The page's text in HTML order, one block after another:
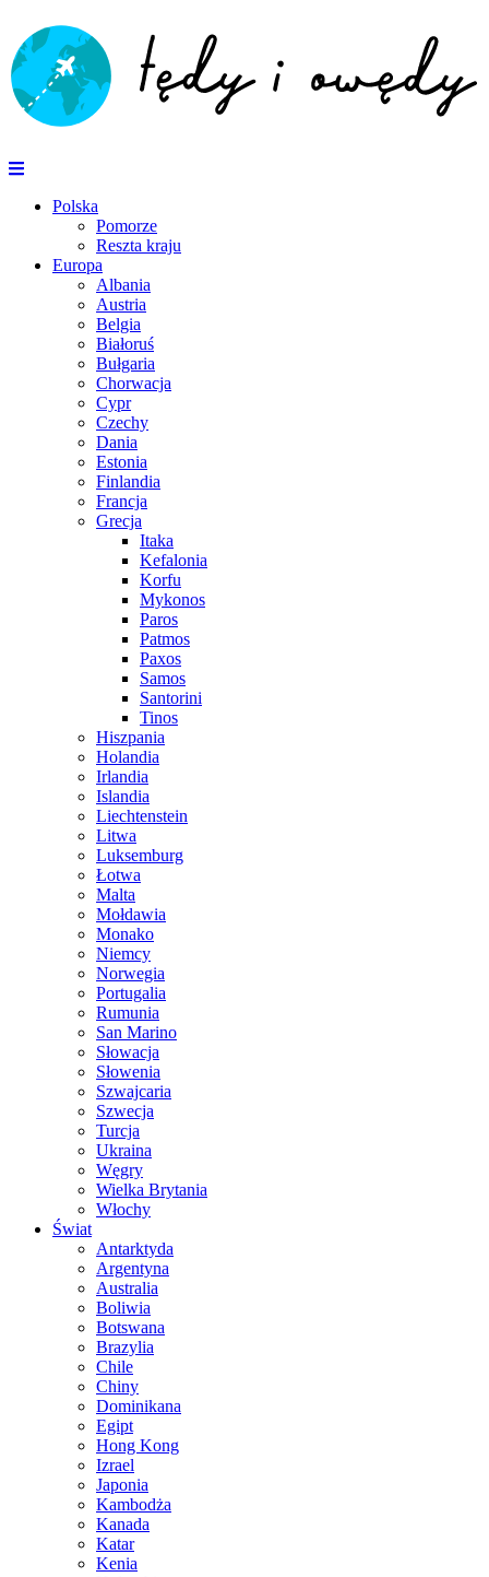
Polska
Pomorze
Reszta kraju
Europa
Albania
Austria
Belgia
Białoruś
Bułgaria
Chorwacja
Cypr
Czechy
Dania
Estonia
Finlandia
Francja
Grecja
Itaka
Kefalonia
Korfu
Mykonos
Paros
Patmos
Paxos
Samos
Santorini
Tinos
Hiszpania
Holandia
Irlandia
Islandia
Liechtenstein
Litwa
Luksemburg
Łotwa
Malta
Mołdawia
Monako
Niemcy
Norwegia
Portugalia
Rumunia
San Marino
Słowacja
Słowenia
Szwajcaria
Szwecja
Turcja
Ukraina
Węgry
Wielka Brytania
Włochy
Świat
Antarktyda
Argentyna
Australia
Boliwia
Botswana
Brazylia
Chile
Chiny
Dominikana
Egipt
Hong Kong
Izrael
Japonia
Kambodża
Kanada
Katar
Kenia